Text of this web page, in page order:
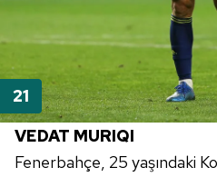
VEDAT MURIQI
Fenerbahçe, 25 yaşındaki